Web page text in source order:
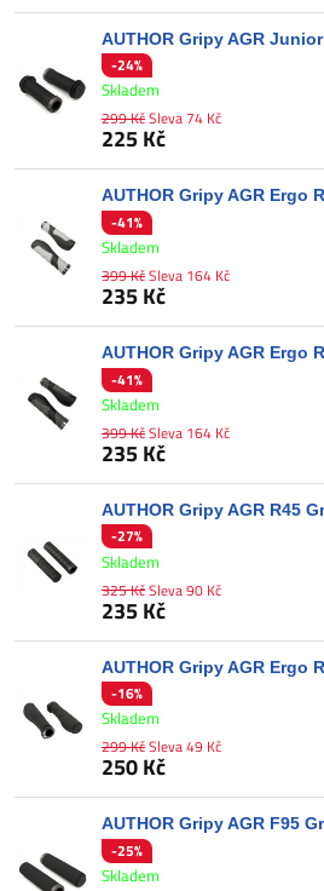
AUTHOR Gripy AGR
-24%
Skladem
225 Kč
299 KčSleva 74 Kč
AUTHOR Gripy AGR Ergo
-41%
Skladem
235 Kč
399 KčSleva 164 Kč
AUTHOR Gripy AGR Ergo
-41%
Skladem
235 Kč
399 KčSleva 164 Kč
AUTHOR Gripy AGR R45
-27%
Skladem
235 Kč
325 KčSleva 90 Kč
AUTHOR Gripy AGR Ergo
-16%
Skladem
250 Kč
299 KčSleva 49 Kč
AUTHOR Gripy AGR F95
-25%
Skladem